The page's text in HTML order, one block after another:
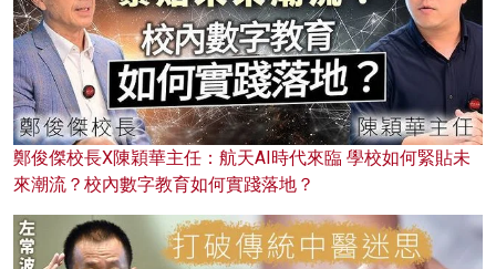
鄭俊傑校長X陳穎華主任：航天AI時代來臨 學校如何緊貼未
來潮流？校內數字教育如何實踐落地？